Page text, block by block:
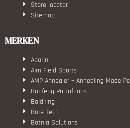
Store locator
Sitemap
MERKEN
Adorini
Aim Field Sports
AMP Annealer – Annealing Made Pe
Baofeng Portofoons
Boldking
Bore Tech
Botnia Solutions